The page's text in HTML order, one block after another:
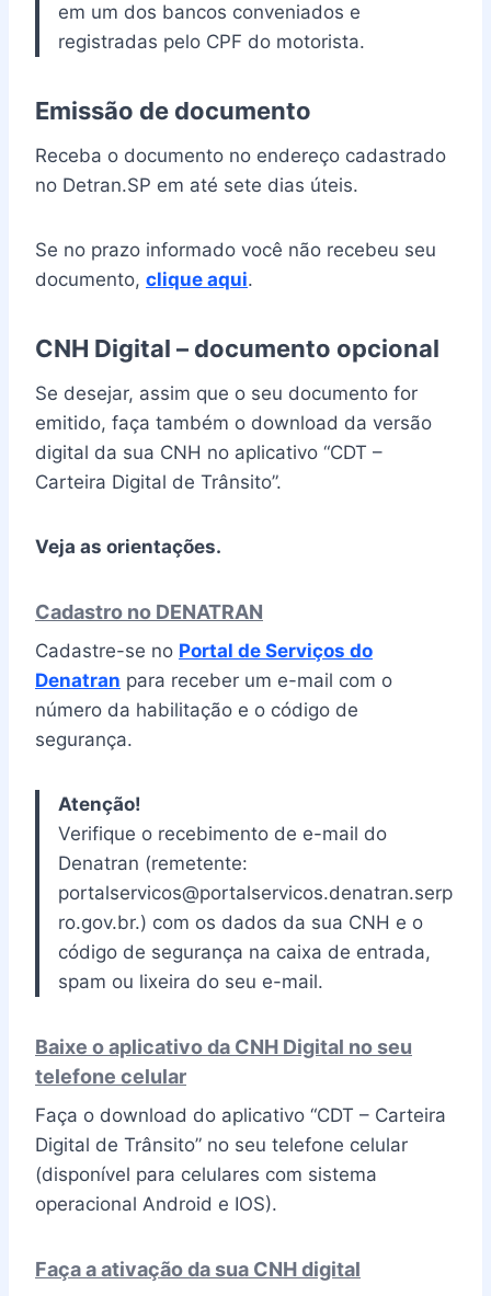
em um dos bancos conveniados e
registradas pelo CPF do motorista.
Emissão de documento
Receba o documento no endereço cadastrado
no Detran.SP em até sete dias úteis.
Se no prazo informado você não recebeu seu
documento, clique aqui.
CNH Digital – documento opcional
Se desejar, assim que o seu documento for
emitido, faça também o download da versão
digital da sua CNH no aplicativo “CDT –
Carteira Digital de Trânsito”.
Veja as orientações.
Cadastro no DENATRAN
Cadastre-se no Portal de Serviços do
Denatran para receber um e-mail com o
número da habilitação e o código de
segurança.
Atenção!
Verifique o recebimento de e-mail do
Denatran (remetente:
portalservicos@portalservicos.denatran.serp
ro.gov.br.) com os dados da sua CNH e o
código de segurança na caixa de entrada,
spam ou lixeira do seu e-mail.
Baixe o aplicativo da CNH Digital no seu
telefone celular
Faça o download do aplicativo “CDT – Carteira
Digital de Trânsito” no seu telefone celular
(disponível para celulares com sistema
operacional Android e IOS).
Faça a ativação da sua CNH digital